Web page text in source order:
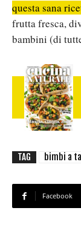
questa sana
frutta fresca,
bambini (di
TAG bimbi a
Facebook